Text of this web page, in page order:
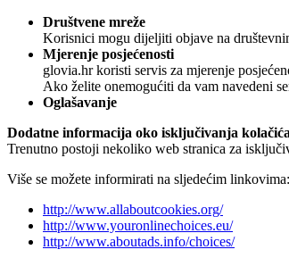
Društvene mreže
Korisnici mogu dijeljiti objave na
Mjerenje posjećenosti
glovia.hr koristi servis za mjerenje
Ako želite onemogućiti da vam navedeni
Oglašavanje
Dodatne informacija oko isključivanja kolačića
Trenutno postoji nekoliko web stranica za
Više se možete informirati na sljedećim linkovima:
http://www.allaboutcookies.org/
http://www.youronlinechoices.eu/
http://www.aboutads.info/choices/